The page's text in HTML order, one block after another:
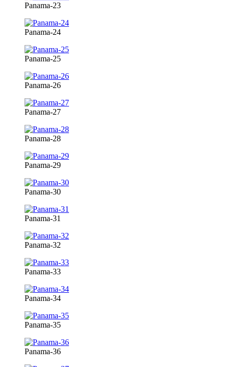
Panama-23
Panama-24
Panama-25
Panama-26
Panama-27
Panama-28
Panama-29
Panama-30
Panama-31
Panama-32
Panama-33
Panama-34
Panama-35
Panama-36